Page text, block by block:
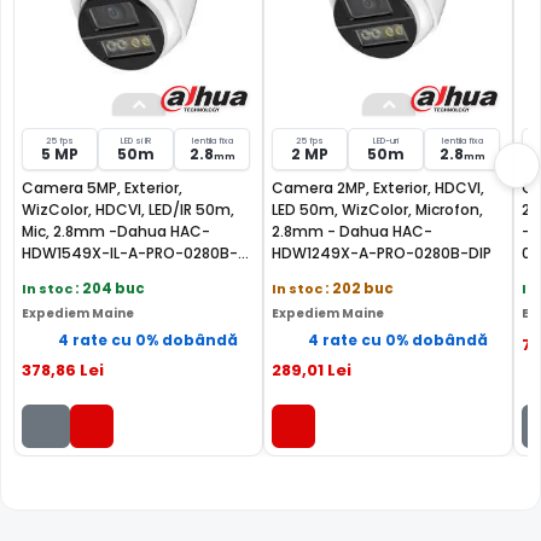
evenimentelor in inregistrari
• Permite inregistratoarelor, ce au functia SMD Plus, sa
filtreze alarmele false si permite clasificarea
evenimentelor generate de oameni sau masini
25 fps
5 MP
LED si IR
50m
lentila fixa
2.8mm
Camera 5MP, Exterior,
WizColor, HDCVI, LED/IR 50m,
Mic, 2.8mm -Dahua HAC-
HDW1549X-IL-A-PRO-0280B-
In stoc: 204 buc
Expediem Maine
4 rate cu 0% dobândă
378,86 Lei
25 fps
2 MP
LED-uri
50m
lentila fixa
2.8mm
Camera 2MP, Exterior, HDCVI,
LED 50m, WizColor, Microfon,
2.8mm - Dahua HAC-
HDW1249X-A-PRO-0280B-DIP
In stoc: 202 buc
Expediem Maine
4 rate cu 0% dobândă
289,01 Lei
-
In
75